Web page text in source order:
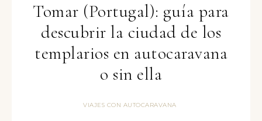
Tomar (Portugal): guía para
descubrir la ciudad de los
templarios en autocaravana
o sin ella
VIAJES CON AUTOCARAVANA